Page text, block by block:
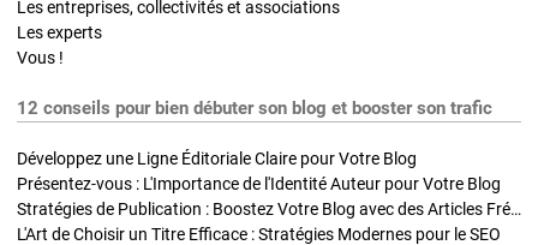
Les entreprises, collectivités et associations
Les experts
Vous !
12 conseils pour bien débuter son blog et booster son trafic
Développez une Ligne Éditoriale Claire pour Votre Blog
Présentez-vous : L'Importance de l'Identité Auteur pour Votre Blog
Stratégies de Publication : Boostez Votre Blog avec des Articles Fréquents et Exclusifs
L'Art de Choisir un Titre Efficace : Stratégies Modernes pour le SEO